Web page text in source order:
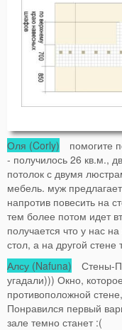
Оля (Corly) помогите
- получилось 26 кв.м.,
потолок с двумя
мебель. муж
напротив повесить на
тем более потом идет
получается что у нас
стол, а на другой стене
Алсу (Nafuna) Стены-
угадали))) Окно,
противоположной
Понравился первый
зале темно станет :(